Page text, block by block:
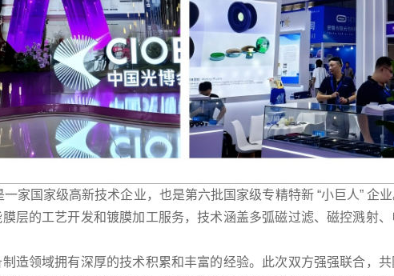
一家国家级高新技术企业，也是第六批国家级专精特新 “小巨人” 企
层的工艺开发和镀膜加工服务，技术涵盖多弧磁过滤、磁控溅射
造领域拥有深厚的技术积累和丰富的经验。此次双方强强联合，